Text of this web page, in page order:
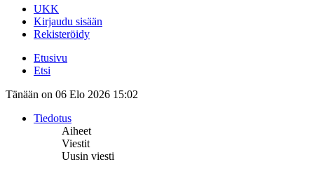
UKK
Kirjaudu sisään
Rekisteröidy
Etusivu
Etsi
Tänään on 06 Elo 2026 15:02
Tiedotus
Aiheet
Viestit
Uusin viesti